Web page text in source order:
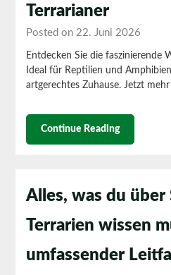
Terrarianer
Posted on 22. Juni 2026
Entdecken Sie die faszinierende
Ideal für Reptilien und
artgerechtes Zuhause. Jetzt
Continue Reading
Alles, was du über
Terrarien wissen
umfassender